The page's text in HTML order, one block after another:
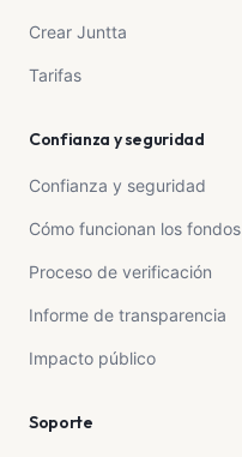
Crear Juntta
Tarifas
Confianza y seguridad
Confianza y seguridad
Cómo funcionan los fondos
Proceso de verificación
Informe de transparencia
Impacto público
Soporte